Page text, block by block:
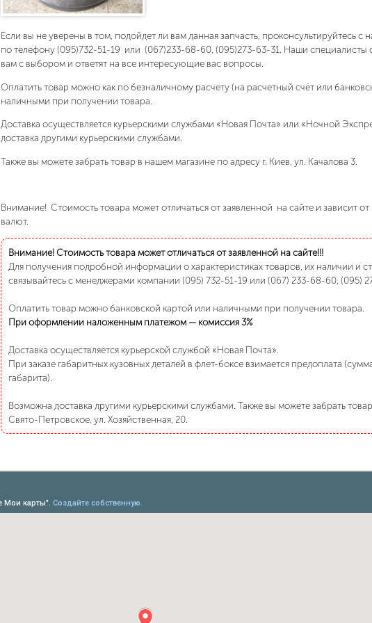
Если вы не уверены в том, подойдет ли вам данная запчасть, проконсультируйтесь
по телефону (095)732-51-19 или (067)233-68-60, (095)273-63-31. Наши специалисты
вам с выбором и ответят на все интересующие вас вопросы.
Оплатить товар можно как по безналичному расчету (на расчетный счёт или
наличными при получении товара.
Доставка осуществляется курьерскими службами «Новая Почта» или «Ночной
доставка другими курьерскими службами.
Также вы можете забрать товар в нашем магазине по адресу г. Киев, ул. Качалова 3.
Внимание! Стоимость товара может отличаться от заявленной на сайте и зависит от
валют.
Внимание! Стоимость товара может отличаться от заявленной на сайте!!!
Для получения подробной информации о характеристиках товаров, их наличии и
связывайтесь с менеджерами компании (095) 732-51-19 или (067) 233-68-60, (095)
Оплатить товар можно банковской картой или наличными при получении товара.
При оформлении наложенным платежом — комиссия 3%
Доставка осуществляется курьерской службой «Новая Почта».
При заказе габаритных кузовных деталей в флет-боксе взимается предоплата
габарита).
Возможна доставка другими курьерскими службами. Также вы можете забрать
Свято-Петровское, ул. Хозяйственная, 20.